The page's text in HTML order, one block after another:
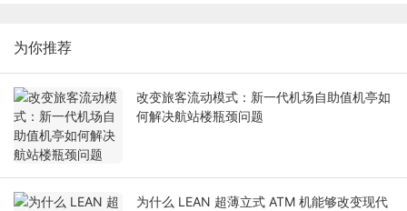
为你推荐
改变旅客流动模式：新一代机场自助值机亭如
何解决航站楼瓶颈问题
为什么 LEAN 超薄立式 ATM 机能够改变现代